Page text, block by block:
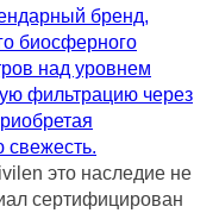
бренд,
биосферного
над уровнем
фильтрацию через
свежесть.
это наследие не
сертифицирован